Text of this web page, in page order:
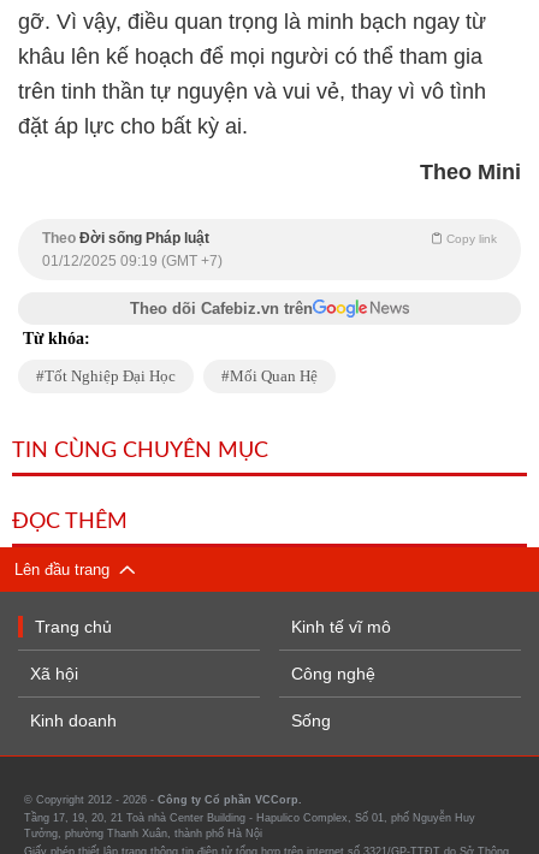
gỡ. Vì vậy, điều quan trọng là minh bạch ngay từ
khâu lên kế hoạch để mọi người có thể tham gia
trên tinh thần tự nguyện và vui vẻ, thay vì vô tình
đặt áp lực cho bất kỳ ai.
Theo Mini
Theo Đời sống Pháp luật Copy link
01/12/2025 09:19 (GMT +7)
Theo dõi Cafebiz.vn trên
Từ khóa:
Tốt Nghiệp Đại Học Mối Quan Hệ
TIN CÙNG CHUYÊN MỤC
ĐỌC THÊM
Lên đầu trang
Trang chủ
Xã hội
Kinh doanh
Kinh tế vĩ mô
Công nghệ
Sống
© Copyright 2012 - 2026 - Công ty Cổ phần VCCorp.
Tầng 17, 19, 20, 21 Toà nhà Center Building - Hapulico Complex, Số 01, phố Nguyễn Huy
Tưởng, phường Thanh Xuân, thành phố Hà Nội
Giấy phép thiết lập trang thông tin điện tử tổng hợp trên internet số 3321/GP-TTĐT do Sở Thông